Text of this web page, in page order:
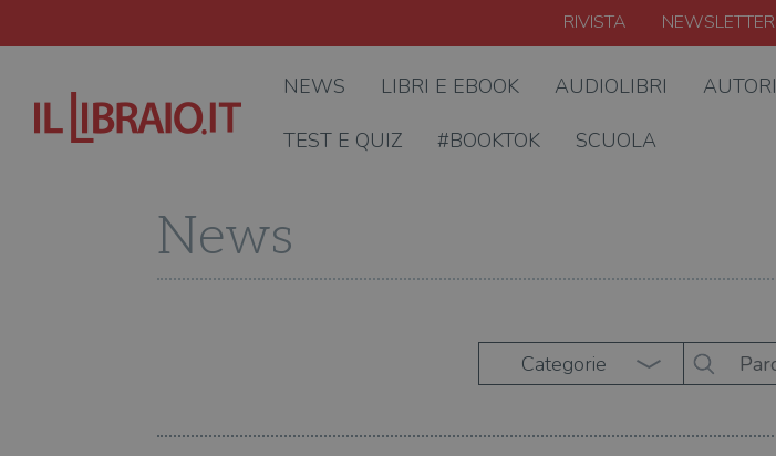
RIVISTA NEWSLETTER
NEWS LIBRI E EBOOK AUDIOLIBRI AUTORI
TEST E QUIZ #BOOKTOK SCUOLA
News
Categorie